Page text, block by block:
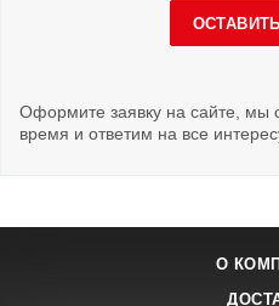
Оформите заявку на сайте, мы
время и ответим на все
О